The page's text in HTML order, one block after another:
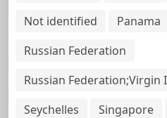
Not identified
Panama
Russian Federation
Russian Federation;Virgin
Seychelles
Singapore